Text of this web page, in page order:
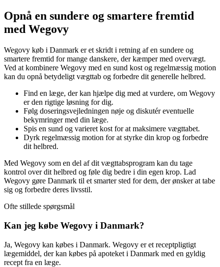
Opnå en sundere og smartere fremtid
med Wegovy
Wegovy køb i Danmark er et skridt i retning af en sundere og
smartere fremtid for mange danskere, der kæmper med overvægt.
Ved at kombinere Wegovy med en sund kost og regelmæssig motion
kan du opnå betydeligt vægttab og forbedre dit generelle helbred.
Find en læge, der kan hjælpe dig med at vurdere, om Wegovy
er den rigtige løsning for dig.
Følg doseringsvejledningen nøje og diskutér eventuelle
bekymringer med din læge.
Spis en sund og varieret kost for at maksimere vægttabet.
Dyrk regelmæssig motion for at styrke din krop og forbedre
dit helbred.
Med Wegovy som en del af dit vægttabsprogram kan du tage
kontrol over dit helbred og føle dig bedre i din egen krop. Lad
Wegovy gøre Danmark til et smarter sted for dem, der ønsker at tabe
sig og forbedre deres livsstil.
Ofte stillede spørgsmål
Kan jeg købe Wegovy i Danmark?
Ja, Wegovy kan købes i Danmark. Wegovy er et receptpligtigt
lægemiddel, der kan købes på apoteket i Danmark med en gyldig
recept fra en læge.